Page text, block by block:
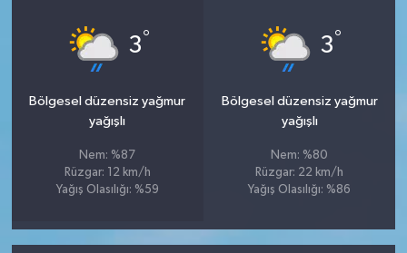
3°
Bölgesel düzensiz yağmur
yağışlı
Nem: %87
Rüzgar: 12 km/h
Yağış Olasılığı: %59
3°
Bölgesel düzensiz yağmur
yağışlı
Nem: %80
Rüzgar: 22 km/h
Yağış Olasılığı: %86